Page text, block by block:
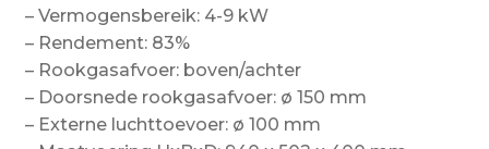
– Vermogensbereik: 4-9 kW
– Rendement: 83%
– Rookgasafvoer: boven/achter
– Doorsnede rookgasafvoer: ø 150 mm
– Externe luchttoevoer: ø 100 mm